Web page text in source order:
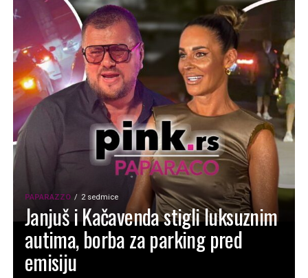
PAPARAZZO 2 sedmice
Janjuš i Kačavenda stigli luksuznim
autima, borba za parking pred
emisiju